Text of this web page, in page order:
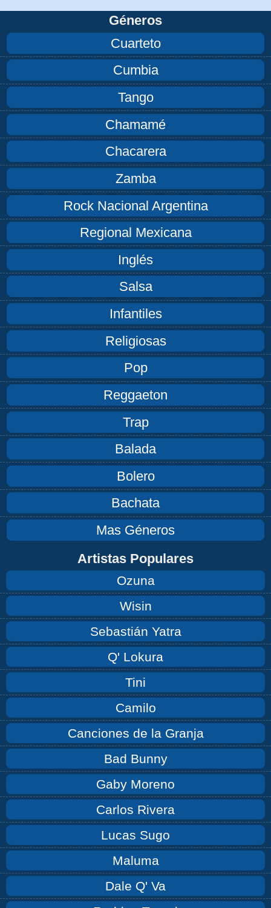
Géneros
Cuarteto
Cumbia
Tango
Chamamé
Chacarera
Zamba
Rock Nacional Argentina
Regional Mexicana
Inglés
Salsa
Infantiles
Religiosas
Pop
Reggaeton
Trap
Balada
Bolero
Bachata
Mas Géneros
Artistas Populares
Ozuna
Wisin
Sebastián Yatra
Q' Lokura
Tini
Camilo
Canciones de la Granja
Bad Bunny
Gaby Moreno
Carlos Rivera
Lucas Sugo
Maluma
Dale Q' Va